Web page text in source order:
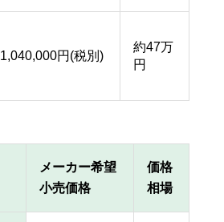
1,040,000円(税別)
約47万
円
メーカー希望
小売価格
価格
相場